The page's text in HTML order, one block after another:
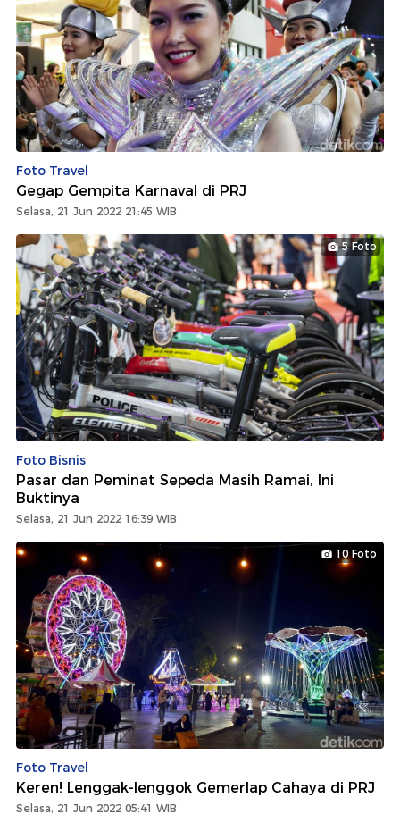
Foto Travel
Gegap Gempita Karnaval di PRJ
Selasa, 21 Jun 2022 21:45 WIB
5 Foto
Foto Bisnis
Pasar dan Peminat Sepeda Masih Ramai, Ini
Buktinya
Selasa, 21 Jun 2022 16:39 WIB
10 Foto
Foto Travel
Keren! Lenggak-lenggok Gemerlap Cahaya di PRJ
Selasa, 21 Jun 2022 05:41 WIB